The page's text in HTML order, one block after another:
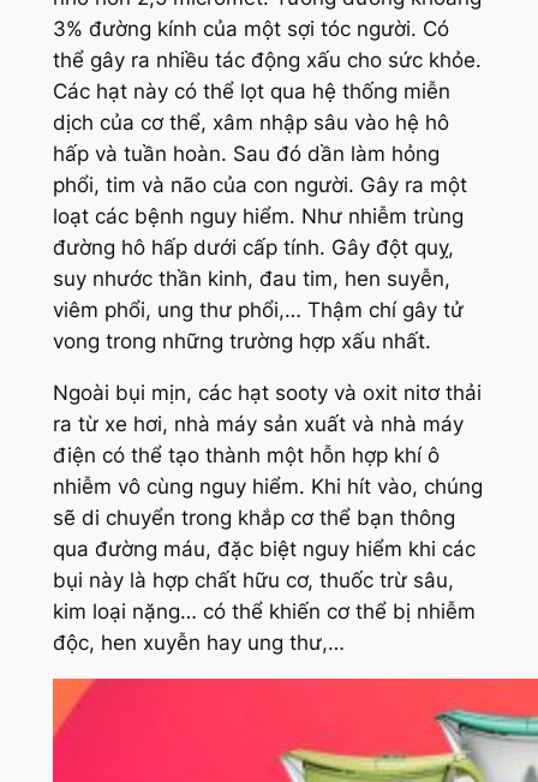
3% đường kính của một sợi tóc người. Có
thể gây ra nhiều tác động xấu cho sức khỏe.
Các hạt này có thể lọt qua hệ thống miễn
dịch của cơ thể, xâm nhập sâu vào hệ hô
hấp và tuần hoàn. Sau đó dần làm hỏng
phổi, tim và não của con người. Gây ra một
loạt các bệnh nguy hiểm. Như nhiễm trùng
đường hô hấp dưới cấp tính. Gây đột quỵ,
suy nhước thần kinh, đau tim, hen suyễn,
viêm phổi, ung thư phổi,… Thậm chí gây tử
vong trong những trường hợp xấu nhất.
Ngoài bụi mịn, các hạt sooty và oxit nitơ thải
ra từ xe hơi, nhà máy sản xuất và nhà máy
điện có thể tạo thành một hỗn hợp khí ô
nhiễm vô cùng nguy hiểm. Khi hít vào, chúng
sẽ di chuyển trong khắp cơ thể bạn thông
qua đường máu, đặc biệt nguy hiểm khi các
bụi này là hợp chất hữu cơ, thuốc trừ sâu,
kim loại nặng… có thể khiến cơ thể bị nhiễm
độc, hen xuyễn hay ung thư,…